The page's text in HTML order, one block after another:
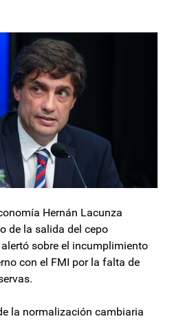
Hernán Lacunza
de la salida del cepo
sobre el incumplimiento
con el FMI por la falta de
la normalización cambiaria